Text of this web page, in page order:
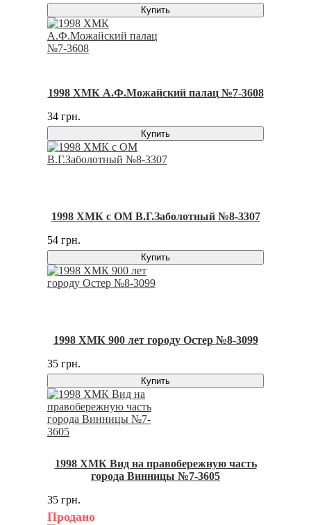
Купить
1998 ХМК А.Ф.Можайский палац №7-3608
34 грн.
Купить
1998 ХМК с ОМ В.Г.Заболотный №8-3307
54 грн.
Купить
1998 ХМК 900 лет городу Остер №8-3099
35 грн.
Купить
1998 ХМК Вид на правобережную часть
города Винницы №7-3605
35 грн.
Продано